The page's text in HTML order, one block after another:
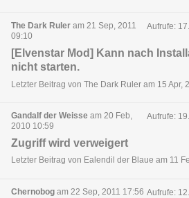
The Dark Ruler am 21 Sep, 2011
09:10
Aufrufe:
[Elvenstar Mod] Kann nach
nicht starten.
Letzter Beitrag von The Dark Ruler am 15 Apr,
Gandalf der Weisse am 20 Feb,
2010 10:59
Aufrufe:
Zugriff wird verweigert
Letzter Beitrag von Ealendil der Blaue am 11
Chernobog am 22 Sep, 2011 17:56 Aufrufe: